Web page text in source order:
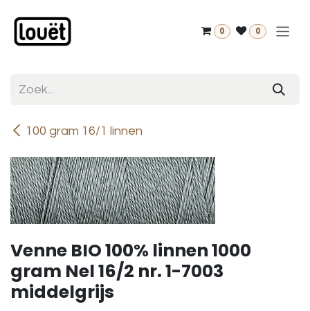
0 0
100 gram 16/1 linnen
Venne BIO 100% linnen 1000
gram Nel 16/2 nr. 1-7003
middelgrijs